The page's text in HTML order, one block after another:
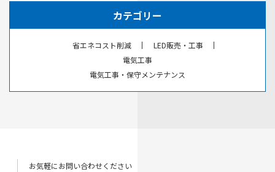
カテゴリー
省エネコスト削減
LED販売・工事
電気工事
電気工事・保守メンテナンス
お気軽にお問い合わせください